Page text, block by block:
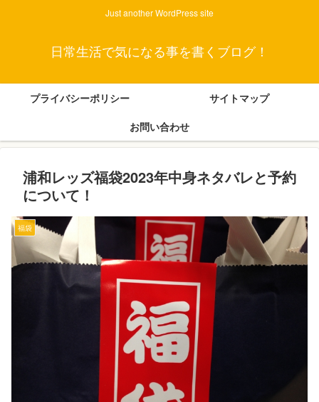
Just another WordPress site
日常生活で気になる事を書くブログ！
プライバシーポリシー
サイトマップ
お問い合わせ
浦和レッズ福袋2023年中身ネタバレと予約
について！
福袋